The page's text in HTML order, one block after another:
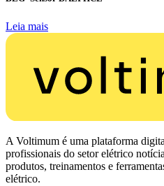
Leia mais
A Voltimum é uma plataforma
profissionais do setor elétrico
produtos, treinamentos e
elétrico.